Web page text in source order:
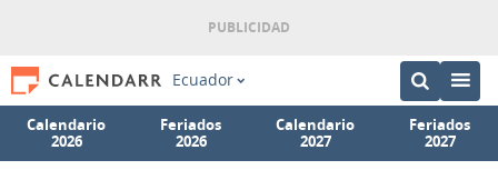
Ecuador
Calendario
2026
Feriados
2026
Calendario
2027
Feriados
2027